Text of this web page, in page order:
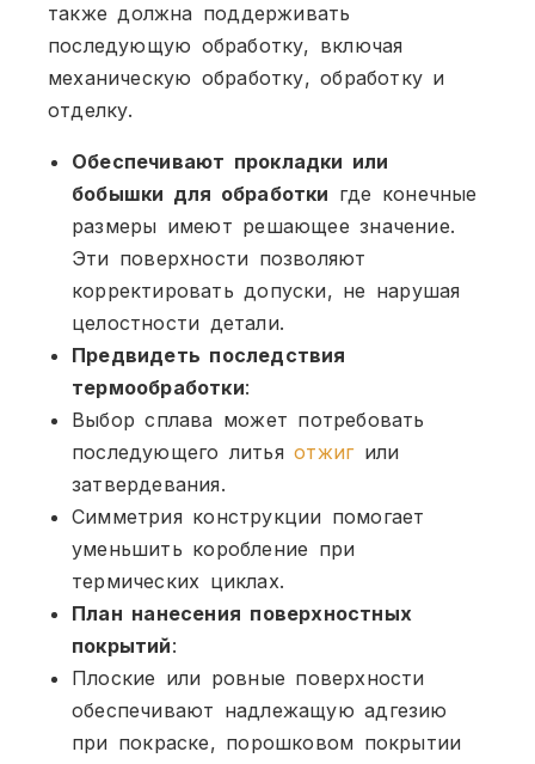
также должна поддерживать
последующую обработку, включая
механическую обработку, обработку и
отделку.
Обеспечивают прокладки или
бобышки для обработки где конечные
размеры имеют решающее значение.
Эти поверхности позволяют
корректировать допуски, не нарушая
целостности детали.
Предвидеть последствия
термообработки:
Выбор сплава может потребовать
последующего литьяотжигили
затвердевания.
Симметрия конструкции помогает
уменьшить коробление при
термических циклах.
План нанесения поверхностных
покрытий:
Плоские или ровные поверхности
обеспечивают надлежащую адгезию
при покраске, порошковом покрытии